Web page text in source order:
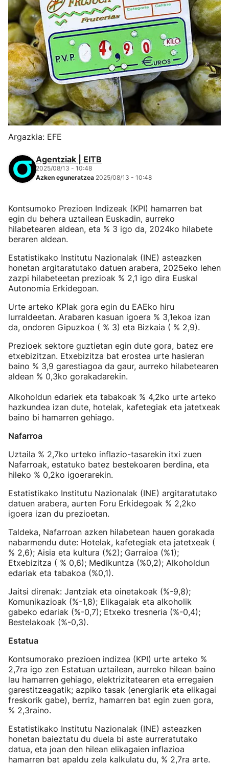
Argazkia: EFE
Agentziak | EITB
2025/08/13 - 10:48
Azken eguneratzea 2025/08/13 - 10:48
Kontsumoko Prezioen Indizeak (KPI) hamarren bat
egin du behera uztailean Euskadin, aurreko
hilabetearen aldean, eta % 3 igo da, 2024ko hilabete
beraren aldean.
Estatistikako Institutu Nazionalak (INE) asteazken
honetan argitaratutako datuen arabera, 2025eko lehen
zazpi hilabeteetan prezioak % 2,1 igo dira Euskal
Autonomia Erkidegoan.
Urte arteko KPIak gora egin du EAEko hiru
lurraldeetan. Arabaren kasuan igoera % 3,1ekoa izan
da, ondoren Gipuzkoa ( % 3) eta Bizkaia ( % 2,9).
Prezioek sektore guztietan egin dute gora, batez ere
etxebizitzan. Etxebizitza bat erostea urte hasieran
baino % 3,9 garestiagoa da gaur, aurreko hilabetearen
aldean % 0,3ko gorakadarekin.
Alkoholdun edariek eta tabakoak % 4,2ko urte arteko
hazkundea izan dute, hotelak, kafetegiak eta jatetxeak
baino bi hamarren gehiago.
Nafarroa
Uztaila % 2,7ko urteko inflazio-tasarekin itxi zuen
Nafarroak, estatuko batez bestekoaren berdina, eta
hileko % 0,2ko igoerarekin.
Estatistikako Institutu Nazionalak (INE) argitaratutako
datuen arabera, aurten Foru Erkidegoak % 2,2ko
igoera izan du prezioetan.
Taldeka, Nafarroan azken hilabetean hauen gorakada
nabarmendu dute: Hotelak, kafetegiak eta jatetxeak (
% 2,6); Aisia eta kultura (%2); Garraioa (%1);
Etxebizitza ( % 0,6); Medikuntza (%0,2); Alkoholdun
edariak eta tabakoa (%0,1).
Jaitsi direnak: Jantziak eta oinetakoak (%-9,8);
Komunikazioak (%-1,8); Elikagaiak eta alkoholik
gabeko edariak (%-0,7); Etxeko tresneria (%-0,4);
Bestelakoak (%-0,3).
Estatua
Kontsumorako prezioen indizea (KPI) urte arteko %
2,7ra igo zen Estatuan uztailean, aurreko hilean baino
lau hamarren gehiago, elektrizitatearen eta erregaien
garestitzeagatik; azpiko tasak (energiarik eta elikagai
freskorik gabe), berriz, hamarren bat egin zuen gora,
% 2,3raino.
Estatistikako Institutu Nazionalak (INE) asteazken
honetan baieztatu du duela bi aste aurreratutako
datua, eta joan den hilean elikagaien inflazioa
hamarren bat apaldu zela kalkulatu du, % 2,7ra arte.